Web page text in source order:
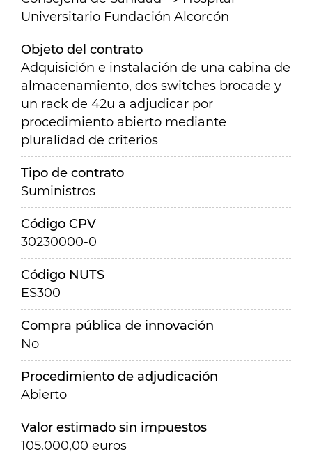
Universitario Fundación Alcorcón
Objeto del contrato
Adquisición e instalación de una cabina de
almacenamiento, dos switches brocade y
un rack de 42u a adjudicar por
procedimiento abierto mediante
pluralidad de criterios
Tipo de contrato
Suministros
Código CPV
30230000-0
Código NUTS
ES300
Compra pública de innovación
No
Procedimiento de adjudicación
Abierto
Valor estimado sin impuestos
105.000,00 euros